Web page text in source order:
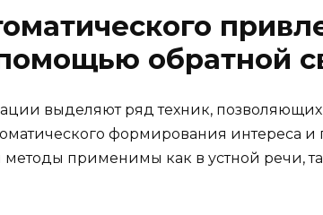
обратной
выделяют ряд техник, позволяющих
формирования интереса
методы применимы как в устной речи,